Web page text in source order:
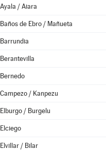
Ayala / Aiara
Baños de Ebro / Mañueta
Barrundia
Berantevilla
Bernedo
Campezo / Kanpezu
Elburgo / Burgelu
Elciego
Elvillar / Bilar